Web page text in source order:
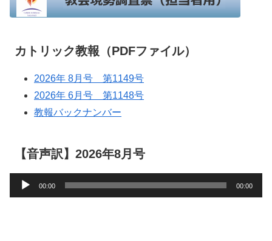
カトリック教報（PDFファイル）
2026年 8月号 第1149号
2026年 6月号 第1148号
教報バックナンバー
【音声訳】2026年8月号
声
00:00 00:00